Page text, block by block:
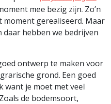
mee bezig zijn. Zo’n
moment gerealiseerd. Maar
hebben we bedrijven
ontwerp te maken voor
grond. Een goed
je moet met veel
de bodemsoort,